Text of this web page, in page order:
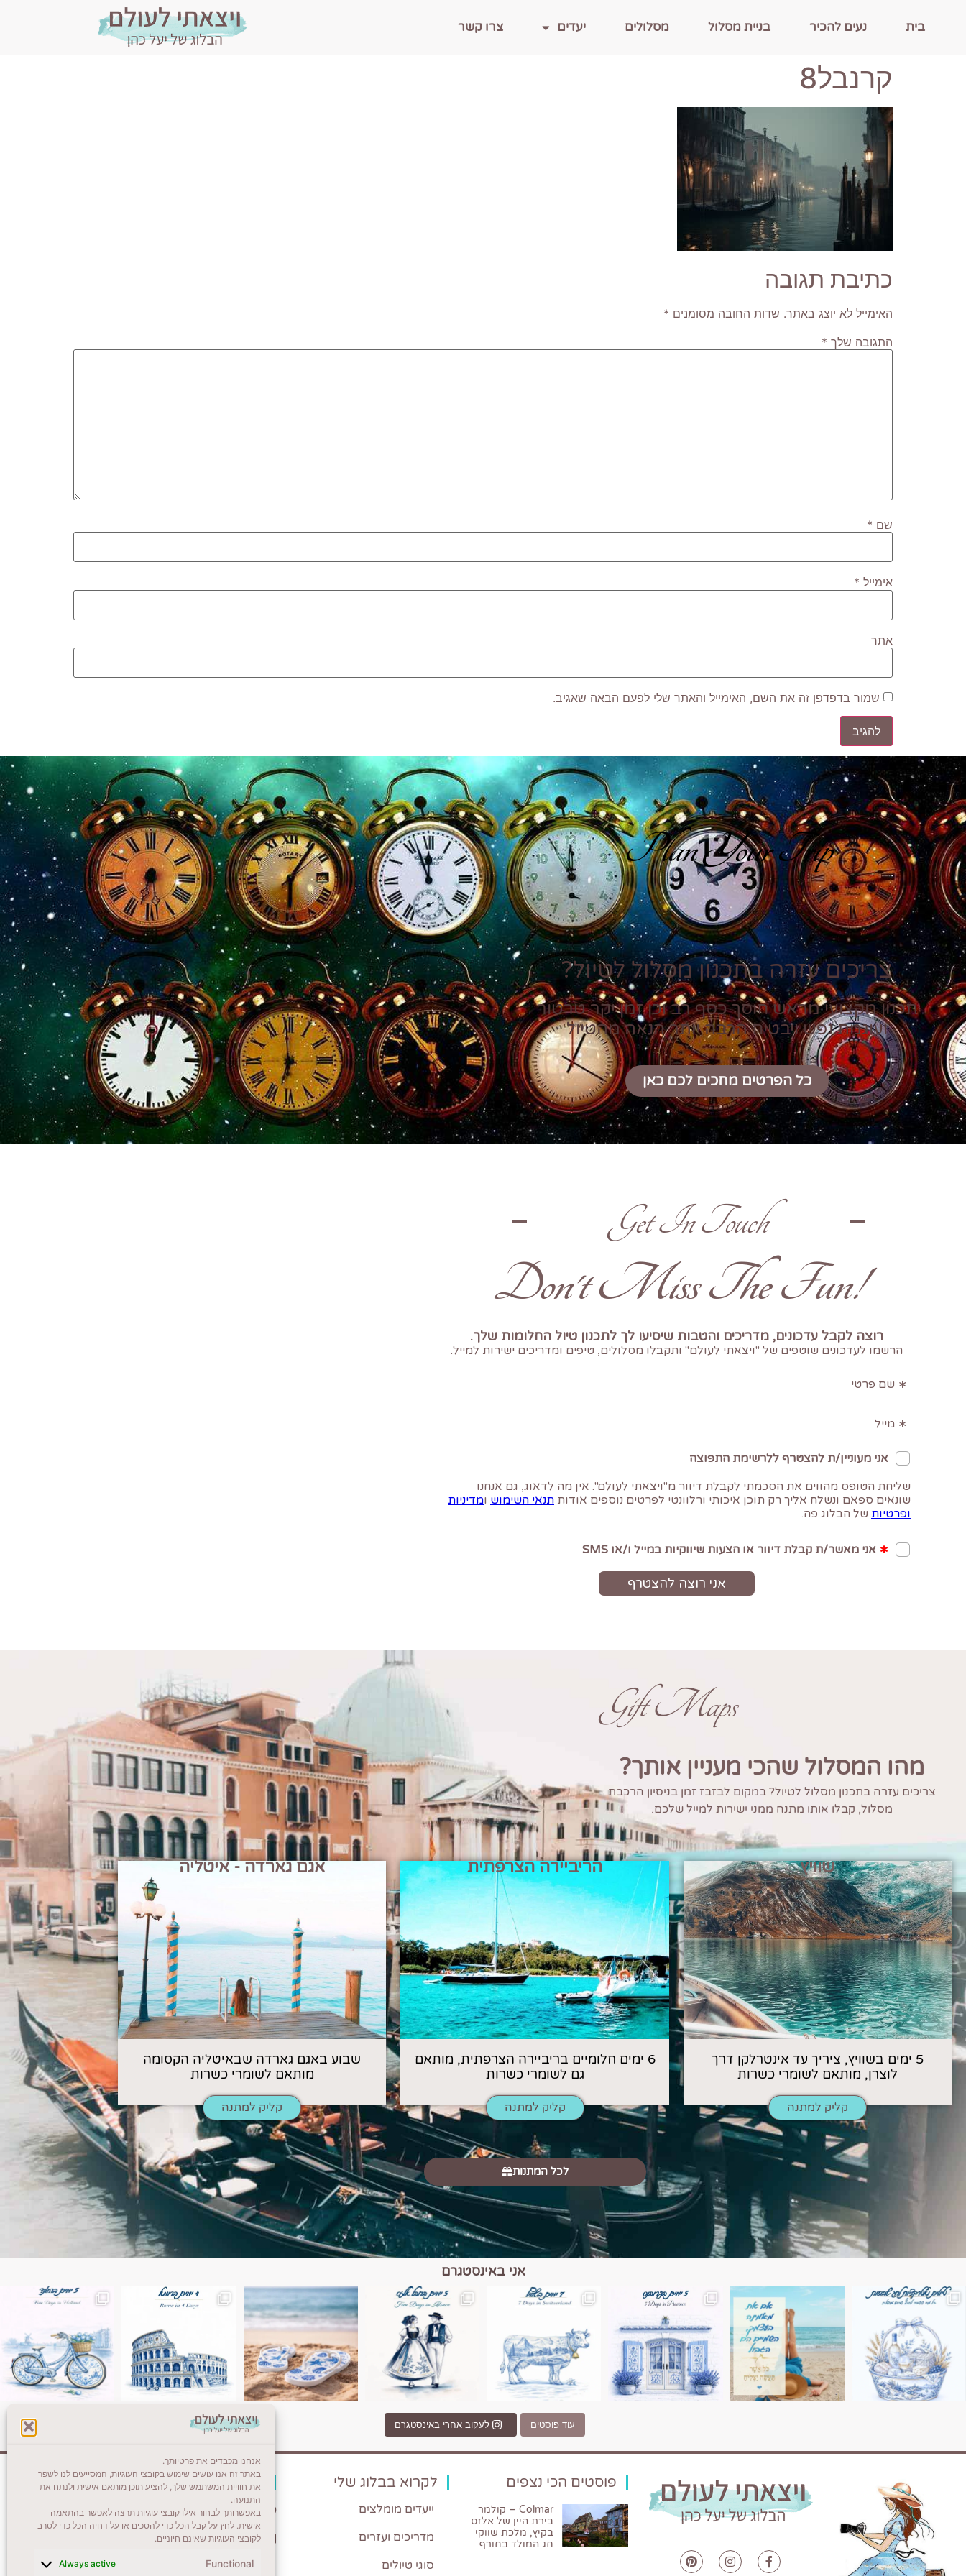
אנחנו מכבדים את פרטיותך.
באתר זה אנו עושים שימוש בקובצי העוגיות, המסייעים לנו לשפר
את חוויית המשתמש שלך, להציע תוכן מותאם אישית ולנתח את
התנועה.
באפשרותך לבחור אילו קובצי עוגיות תרצה לאפשר בהתאמה
אישית. לחץ על קבל הכל כדי להסכים או על דחיה הכל כדי לסרב
לקובצי העוגיות שאינם חיוניים.
Functional
Always active
בית נעים להכיר בניית מסלול מסלולים יעדים צרו קשר
קרנבל8
כתיבת תגובה
האימייל לא יוצג באתר. שדות החובה מסומנים *
התגובה שלך *
שם *
אימייל *
אתר
שמור בדפדפן זה את השם, האימייל והאתר שלי לפעם הבאה שאגיב.
Plan Your Trip
צריכים עזרה בתכנון מסלול לטיול?
תכנון מקצועי מראש חוסך כסף רב וכן זמן יקר טרטור
ועוגמת נפש ויבטיח הרבה יותר הנאה מהטיול
כל הפרטים מחכים לכם כאן
Get In Touch
!Don't Miss The Fun
Gift Maps
מהו המסלול שהכי מעניין אותך?
צריכים עזרה בתכנון מסלול לטיול? במקום לבזבז זמן בניסיון הרכבת
מסלול, קבלו אותו מתנה ממני ישירות למייל שלכם.
שוויץ
5 ימים בשוויץ, ציריך עד אינטרלקן דרך
לוצרן, מותאם לשומרי כשרות
קליק למתנה
הריביירה הצרפתית
6 ימים חלומיים בריביירה הצרפתית, מותאם
גם לשומרי כשרות
קליק למתנה
אגם גארדה - איטליה
שבוע באגם גארדה שבאיטליה הקסומה
מותאם לשומרי כשרות
קליק למתנה
לכל המתנות
אני באינסטגרם
השמים הם הגבול 💙🩵 טיול בין כפרים, יין ונופים בחבל אלזס צרפת
יש רגע כזה בחופשה שבו הכל נהיה פשוט יותר. החול, הי
יש ערים בעולם שמרגישות כמו מסע בזמן. רומא היא אחתInstagram post 18087423191462101
עוד פוסטים לעקוב אחרי באינסטגרם
פוסטים הכי נצפים
Colmar – קולמר
בירת היין של אלזס
בקיץ, מלכת שווקי
חג המולד בחורף
לקרוא בבלוג שלי
ייעדים מומלצים
מדריכים ועזרים
סוגי טיולים
צרו קשר (לא בשבת)
לשליחת הודעת וואטסאפ
veyatsati.laolam@gmail.com